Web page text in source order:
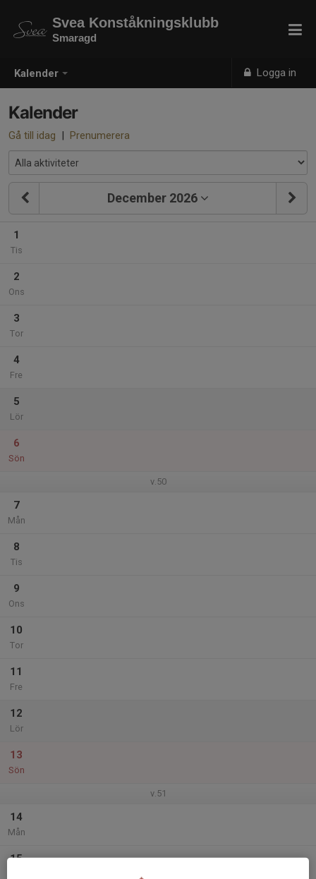
Kalender Logga in
Svea Konståkningsklubb
Smaragd
Kalender
Gå till idag | Prenumerera
December 2026
1
Tis
2
Ons
3
Tor
4
Fre
5
Lör
6
Sön
v.50
7
Mån
8
Tis
9
Ons
10
Tor
11
Fre
12
Lör
13
Sön
v.51
14
Mån
15